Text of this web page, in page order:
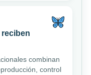
combinan
control